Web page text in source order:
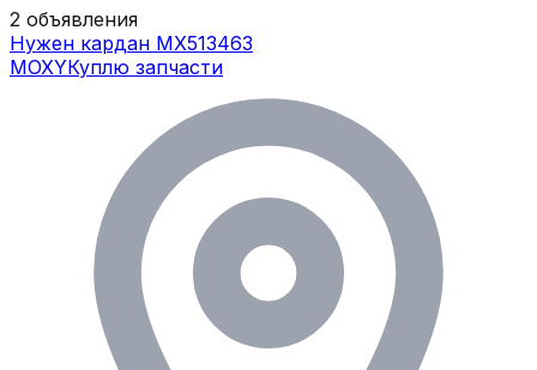
2 объявления
Нужен кардан MX513463
MOXYКуплю запчасти